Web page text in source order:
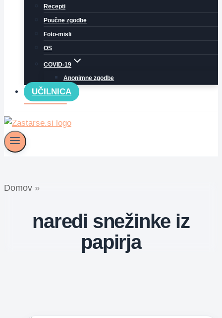
Recepti
Poučne zgodbe
Foto-misli
OS
COVID-19
Anonimne zgodbe
UČILNICA
Domov »
naredi snežinke iz
papirja